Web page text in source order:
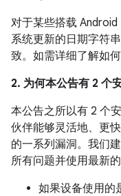
对于某些搭载
系统更新的日期字符
致。如需详细了解如
2. 为何本公告有 2 个
本公告之所以有 2 个
伙伴能够灵活地、更
的一系列漏洞。我们
所有问题并使用最新
如果设备使用的